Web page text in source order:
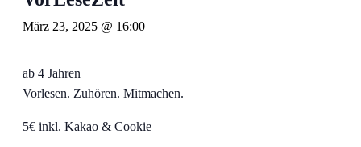
März 23, 2025 @ 16:00
ab 4 Jahren
Vorlesen. Zuhören. Mitmachen.
5€ inkl. Kakao & Cookie